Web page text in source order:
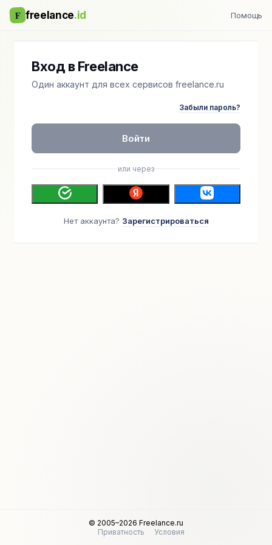
F freelance.id Помощь
Вход в Freelance
Один аккаунт для всех сервисов freelance.ru
Забыли пароль?
Войти
или через
Нет аккаунта? Зарегистрироваться
© 2005–2026 Freelance.ru
Приватность
Условия